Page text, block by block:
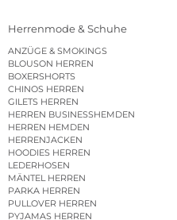
Herrenmode & Schuhe
ANZÜGE & SMOKINGS
BLOUSON HERREN
BOXERSHORTS
CHINOS HERREN
GILETS HERREN
HERREN BUSINESSHEMDEN
HERREN HEMDEN
HERRENJACKEN
HOODIES HERREN
LEDERHOSEN
MÄNTEL HERREN
PARKA HERREN
PULLOVER HERREN
PYJAMAS HERREN